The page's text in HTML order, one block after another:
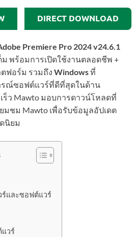
DIRECT DOWNLOAD
Premiere Pro 2024 v24.6.1
ม พร้อมการเปิดใช้งานตลอดชีพ +
ฟอร์ม รวมถึง Windowsที่
รณ์ซอฟต์แวร์ที่ดีที่สุดในด้าน
ว Mawto มอบการดาวน์โหลดที่
มชม Mawto เพื่อรับข้อมูลอัปเดต
นิยม
ร์และซอฟต์แวร์
วร์